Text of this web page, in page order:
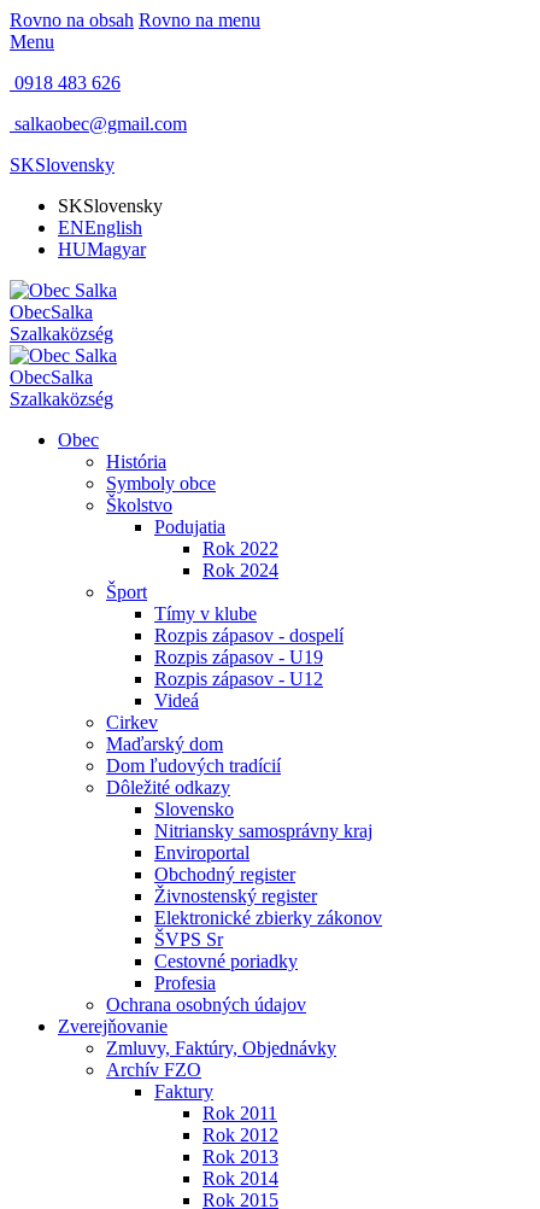
Rovno na obsah Rovno na menu
Menu
0918 483 626
salkaobec@gmail.com
SKSlovensky
SKSlovensky
ENEnglish
HUMagyar
ObecSalka
Szalkaközség
ObecSalka
Szalkaközség
Obec
História
Symboly obce
Školstvo
Podujatia
Rok 2022
Rok 2024
Šport
Tímy v klube
Rozpis zápasov - dospelí
Rozpis zápasov - U19
Rozpis zápasov - U12
Videá
Cirkev
Maďarský dom
Dom ľudových tradícií
Dôležité odkazy
Slovensko
Nitriansky samosprávny kraj
Enviroportal
Obchodný register
Živnostenský register
Elektronické zbierky zákonov
ŠVPS Sr
Cestovné poriadky
Profesia
Ochrana osobných údajov
Zverejňovanie
Zmluvy, Faktúry, Objednávky
Archív FZO
Faktury
Rok 2011
Rok 2012
Rok 2013
Rok 2014
Rok 2015